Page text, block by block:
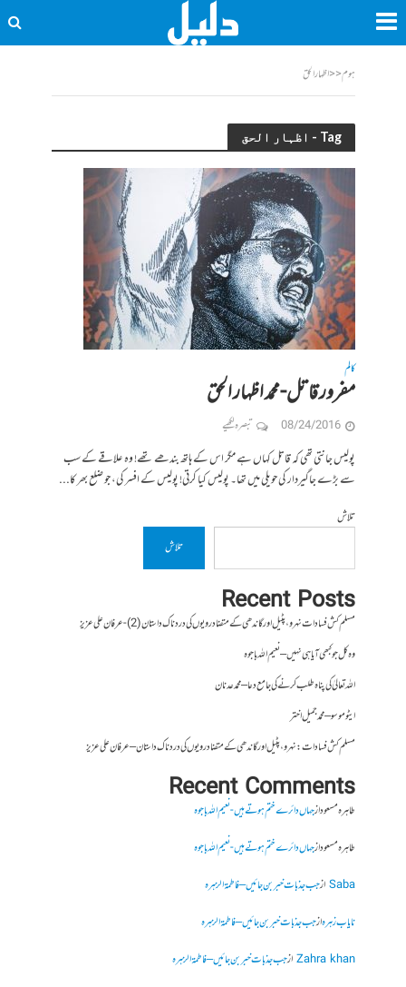
ہوم<<اظہار الحق
Tag - اظہار الحق
کالم
مفرور قاتل-محمد اظہار الحق
08/24/2016 تبصرہ لکھیے
پولیس جانتی تھی کہ قاتل کہاں ہے مگر اس کے ہاتھ بندھے تھے! وہ علاقے کے سب
سے بڑے جاگیردار کی حویلی میں تھا۔ پولیس کیا کرتی! پولیس کے افسر کی، جو ضلع بھر کا...
تلاش
تلاش
Recent Posts
مسلم کش فسادات نہرو، پٹیل اور گاندھی کے متضاد رویوں کی درد ناک داستان (2)- عرفان علی عزیز
وہ کل جو کبھی آیا ہی نہیں – نعیم اللہ باجوہ
اللہ تعالیٰ کی پناہ طلب کرنے کی جامع دعا – محمد عدنان
ایٹوموسو – محمد جمیل اختر
مسلم کش فسادات : نہرو، پٹیل اور گاندھی کے متضاد رویوں کی درد ناک داستان – عرفان علی عزیز
Recent Comments
طاہرہ مسعودازجہاں دائرے ختم ہوتے ہیں- نعیم اللہ باجوہ
طاہرہ مسعودازجہاں دائرے ختم ہوتے ہیں- نعیم اللہ باجوہ
Sabaازجب جذبات خبر بن جائیں – فاطمۃالزہرہ
نایاب زہرہازجب جذبات خبر بن جائیں – فاطمۃالزہرہ
Zahra khanازجب جذبات خبر بن جائیں – فاطمۃالزہرہ